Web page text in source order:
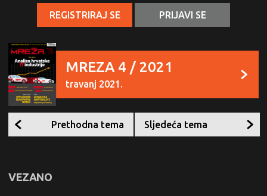
REGISTRIRAJ SE PRIJAVI SE
MREZA 4 / 2021
travanj 2021.
Prethodna tema Sljedeća tema
VEZANO